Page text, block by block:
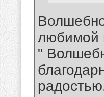
любимой
"